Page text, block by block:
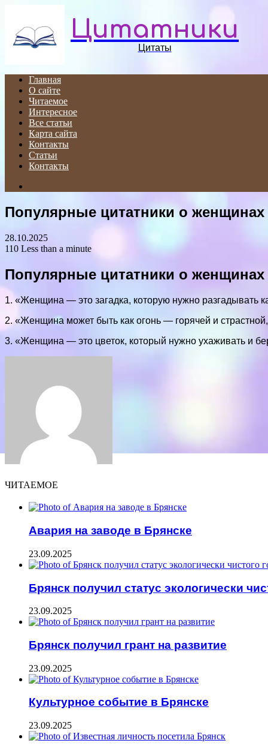
Цитатники
Цитаты
Главная
О сайте
Читаемое
Интересное
Все статьи
Карта сайта
Контакты
Статьи
Контакты
Популярные цитатники о женщинах
28.10.2025
110 Less than a minute
Популярные цитатники о женщинах
1. «Женщина — это загадка, которую нужно разгадывать
2. «Женщина может быть как огонь — горячей и
3. «Женщина — это цветок, который нужно ухаживать и
ЧИТАЕМОЕ
Авария на заводе в Брянске
23.09.2025
Брянск получил статус экологически
23.09.2025
Брянск получил грант на развитие
23.09.2025
Культурное событие в Брянске
23.09.2025